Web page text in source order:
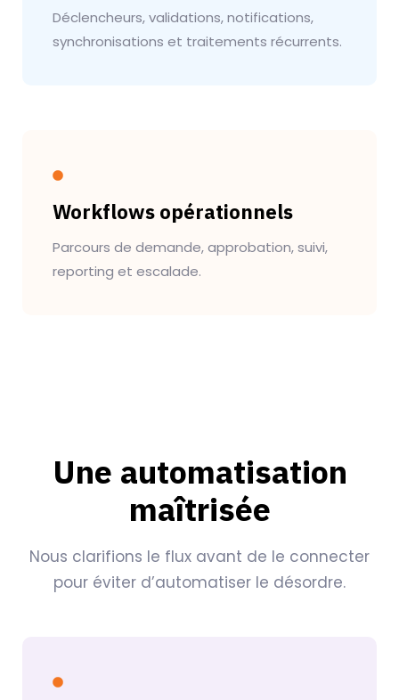
Déclencheurs, validations, notifications,
synchronisations et traitements récurrents.
Workflows opérationnels
Parcours de demande, approbation, suivi,
reporting et escalade.
Une automatisation
maîtrisée
Nous clarifions le flux avant de le connecter
pour éviter d’automatiser le désordre.